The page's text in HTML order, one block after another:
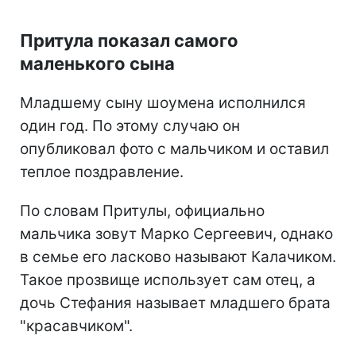
Притула показал самого
маленького сына
Младшему сыну шоумена исполнился
один год. По этому случаю он
опубликовал фото с мальчиком и оставил
теплое поздравление.
По словам Притулы, официально
мальчика зовут Марко Сергеевич, однако
в семье его ласково называют Калачиком.
Такое прозвище использует сам отец, а
дочь Стефания называет младшего брата
"красавчиком".